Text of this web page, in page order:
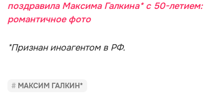
поздравила Максима Галкина* с 50-летием:
романтичное фото
*Признан иноагентом в РФ.
МАКСИМ ГАЛКИН*